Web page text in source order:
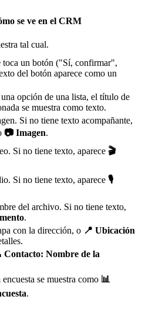
se ve en el CRM
tal cual.
toca un botón ("Sí, confirmar",
del botón aparece como un
opción de una lista, el título de
se muestra como texto.
Si no tiene texto acompañante,
📷 Imagen.
Si no tiene texto, aparece 🎬
Si no tiene texto, aparece 🎙️
del archivo. Si no tiene texto,
.
con la dirección, o 📍 Ubicación
Contacto: Nombre de la
se muestra como 📊
.